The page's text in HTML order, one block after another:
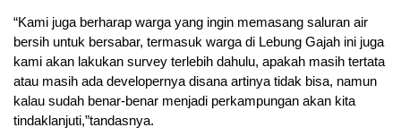
“Kami juga berharap warga yang ingin memasang saluran air
bersih untuk bersabar, termasuk warga di Lebung Gajah ini juga
kami akan lakukan survey terlebih dahulu, apakah masih tertata
atau masih ada developernya disana artinya tidak bisa, namun
kalau sudah benar-benar menjadi perkampungan akan kita
tindaklanjuti,”tandasnya.